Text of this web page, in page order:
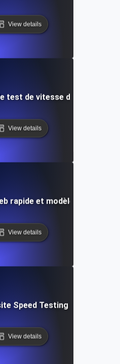
View details
test de vitesse de site Web
View details
rapide et modèles
View details
Speed Testing &
View details